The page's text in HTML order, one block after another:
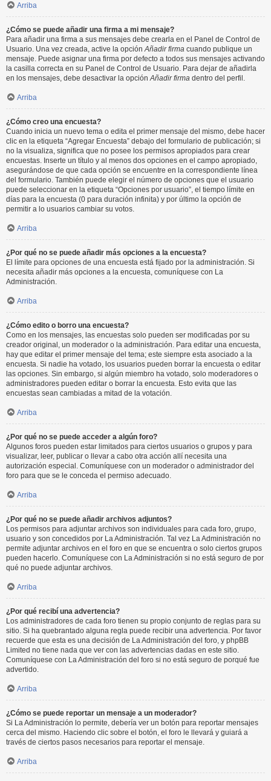
Arriba
¿Cómo se puede añadir una firma a mi mensaje?
Para añadir una firma a sus mensajes debe crearla en el Panel de Control de
Usuario. Una vez creada, active la opciónAñadir firma cuando publique un
mensaje. Puede asignar una firma por defecto a todos sus mensajes activando
la casilla correcta en su Panel de Control de Usuario. Para dejar de añadirla
en los mensajes, debe desactivar la opciónAñadir firma dentro del perfil.
Arriba
¿Cómo creo una encuesta?
Cuando inicia un nuevo tema o edita el primer mensaje del mismo, debe hacer
clic en la etiqueta “Agregar Encuesta” debajo del formulario de publicación; si
no la visualiza, significa que no posee los permisos apropiados para crear
encuestas. Inserte un título y al menos dos opciones en el campo apropiado,
asegurándose de que cada opción se encuentre en la correspondiente línea
del formulario. También puede elegir el número de opciones que el usuario
puede seleccionar en la etiqueta “Opciones por usuario”, el tiempo límite en
días para la encuesta (0 para duración infinita) y por último la opción de
permitir a lo usuarios cambiar su votos.
Arriba
¿Por qué no se puede añadir más opciones a la encuesta?
El límite para opciones de una encuesta está fijado por la administración. Si
necesita añadir más opciones a la encuesta, comuníquese con La
Administración.
Arriba
¿Cómo edito o borro una encuesta?
Como en los mensajes, las encuestas solo pueden ser modificadas por su
creador original, un moderador o la administración. Para editar una encuesta,
hay que editar el primer mensaje del tema; este siempre esta asociado a la
encuesta. Si nadie ha votado, los usuarios pueden borrar la encuesta o editar
las opciones. Sin embargo, si algún miembro ha votado, solo moderadores o
administradores pueden editar o borrar la encuesta. Esto evita que las
encuestas sean cambiadas a mitad de la votación.
Arriba
¿Por qué no se puede acceder a algún foro?
Algunos foros pueden estar limitados para ciertos usuarios o grupos y para
visualizar, leer, publicar o llevar a cabo otra acción allí necesita una
autorización especial. Comuníquese con un moderador o administrador del
foro para que se le conceda el permiso adecuado.
Arriba
¿Por qué no se puede añadir archivos adjuntos?
Los permisos para adjuntar archivos son individuales para cada foro, grupo,
usuario y son concedidos por La Administración. Tal vez La Administración no
permite adjuntar archivos en el foro en que se encuentra o solo ciertos grupos
pueden hacerlo. Comuníquese con La Administración si no está seguro de por
qué no puede adjuntar archivos.
Arriba
¿Por qué recibí una advertencia?
Los administradores de cada foro tienen su propio conjunto de reglas para su
sitio. Si ha quebrantado alguna regla puede recibir una advertencia. Por favor
recuerde que esta es una decisión de La Administración del foro, y phpBB
Limited no tiene nada que ver con las advertencias dadas en este sitio.
Comuníquese con La Administración del foro si no está seguro de porqué fue
advertido.
Arriba
¿Cómo se puede reportar un mensaje a un moderador?
Si La Administración lo permite, debería ver un botón para reportar mensajes
cerca del mismo. Haciendo clic sobre el botón, el foro le llevará y guiará a
través de ciertos pasos necesarios para reportar el mensaje.
Arriba